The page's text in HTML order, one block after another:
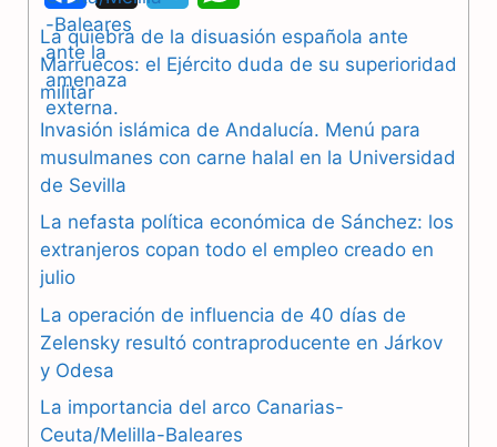
a
c
e
b
o
o
e
l
g
a
h
a
s
p
La quiebra de la disuasión española ante
Marruecos: el Ejército duda de su superioridad
militar
Invasión islámica de Andalucía. Menú para
musulmanes con carne halal en la Universidad
de Sevilla
La nefasta política económica de Sánchez: los
extranjeros copan todo el empleo creado en
julio
La operación de influencia de 40 días de
Zelensky resultó contraproducente en Járkov
y Odesa
La importancia del arco Canarias-
Ceuta/Melilla-Baleares